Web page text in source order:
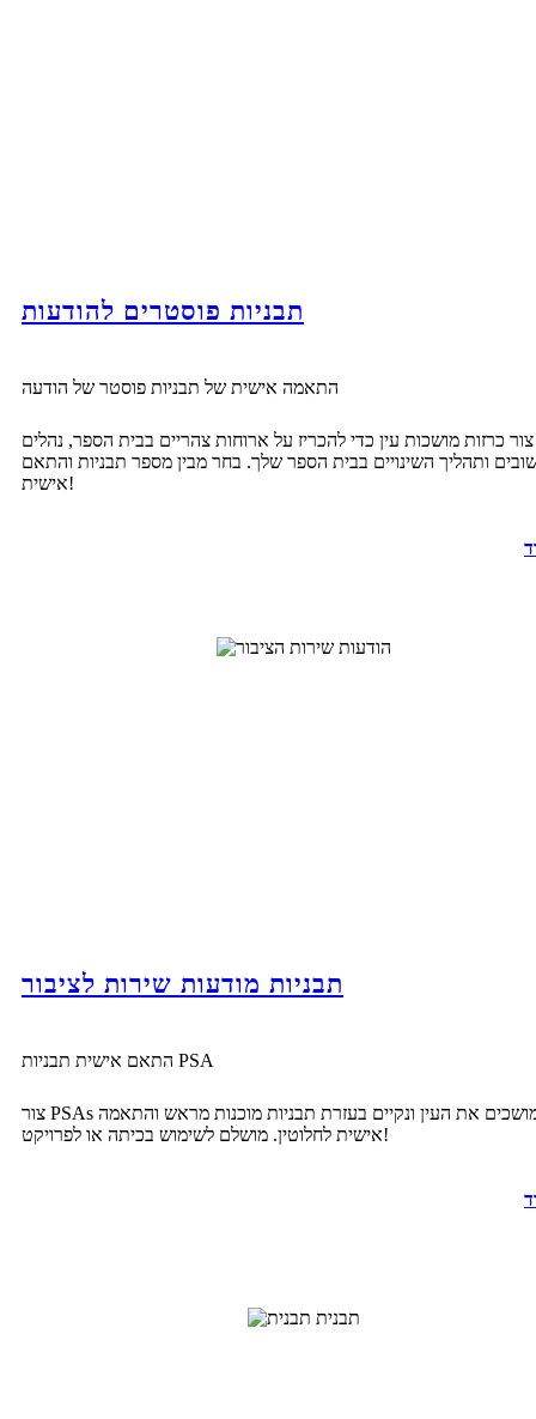
תבניות פוסטרים להודעות
התאמה אישית של תבניות פוסטר של הודעה
צור כרזות מושכות עין כדי להכריז על ארוחות צהריים בבית הספר, נהלים
ותהליך השינויים בבית הספר שלך. בחר מבין מספר תבניות והתאם
אישית!
תבניות מודעות שירות לציבור
התאם אישית תבניות PSA
צור PSAs המושכים את העין ונקיים בעזרת תבניות מוכנות מראש והתאמה
אישית לחלוטין. מושלם לשימוש בכיתה או לפרויקט!